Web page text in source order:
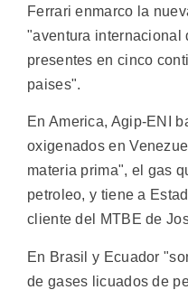
Ferrari enmarco la
"aventura internacional
presentes en cinco
paises".
En America, Agip-ENI
oxigenados en
materia prima", el gas
petroleo, y tiene a
cliente del MTBE de
En Brasil y Ecuador
de gases licuados de